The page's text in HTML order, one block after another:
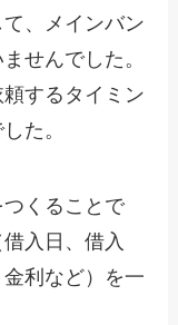
、メインバン
せんでした。
するタイミン
た。
くることで
入日、借入
利など）を一